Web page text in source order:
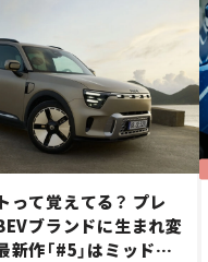
って覚えてる？ プレ
ブランドに生まれ変
新作「#5」はミッドサ